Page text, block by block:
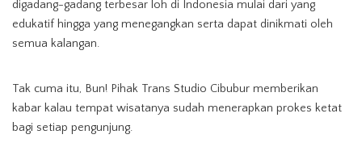
digadang-gadang terbesar loh di Indonesia mulai dari yang
edukatif hingga yang menegangkan serta dapat dinikmati oleh
semua kalangan.
Tak cuma itu, Bun! Pihak Trans Studio Cibubur memberikan
kabar kalau tempat wisatanya sudah menerapkan prokes ketat
bagi setiap pengunjung.